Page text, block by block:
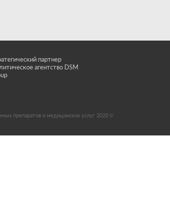
партнер
агентство DSM
препаратов и медицинских услуг 2020 ©